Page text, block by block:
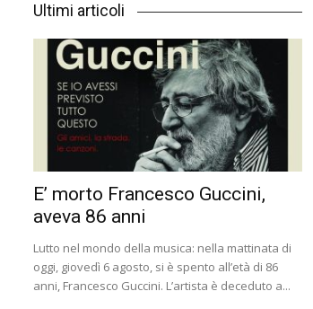
Ultimi articoli
E’ morto Francesco Guccini,
aveva 86 anni
Lutto nel mondo della musica: nella mattinata di
oggi, giovedì 6 agosto, si è spento all’età di 86
anni, Francesco Guccini. L’artista è deceduto a...